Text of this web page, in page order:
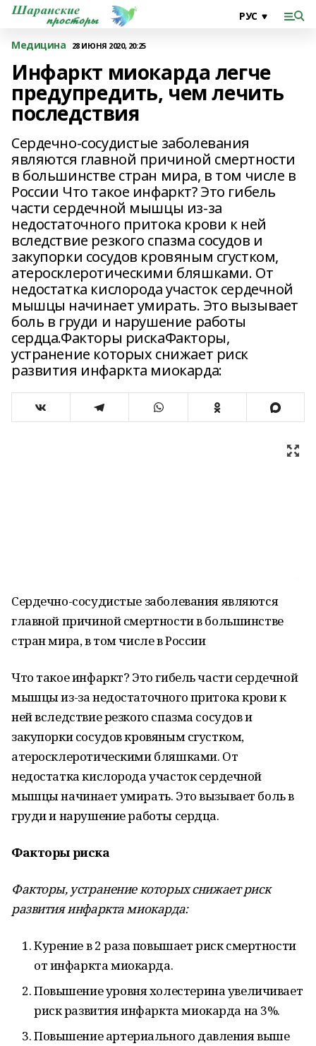
Медицина 28 ИЮНЯ 2020, 20:25
Инфаркт миокарда легче
предупредить, чем лечить
последствия
Сердечно-сосудистые заболевания
являются главной причиной смертности
в большинстве стран мира, в том числе в
России Что такое инфаркт? Это гибель
части сердечной мышцы из-за
недостаточного притока крови к ней
вследствие резкого спазма сосудов и
закупорки сосудов кровяным сгустком,
атеросклеротическими бляшками. От
недостатка кислорода участок сердечной
мышцы начинает умирать. Это вызывает
боль в груди и нарушение работы
сердца.Факторы рискаФакторы,
устранение которых снижает риск
развития инфаркта миокарда:
Сердечно-сосудистые заболевания являются
главной причиной смертности в большинстве
стран мира, в том числе в России
Что такое инфаркт? Это гибель части сердечной
мышцы из-за недостаточного притока крови к
ней вследствие резкого спазма сосудов и
закупорки сосудов кровяным сгустком,
атеросклеротическими бляшками. От
недостатка кислорода участок сердечной
мышцы начинает умирать. Это вызывает боль в
груди и нарушение работы сердца.
Факторы риска
Факторы, устранение которых снижает риск
развития инфаркта миокарда:
Курение в 2 раза повышает риск смертности
от инфаркта миокарда.
Повышение уровня холестерина увеличивает
риск развития инфаркта миокарда на 3%.
Повышение артериального давления выше